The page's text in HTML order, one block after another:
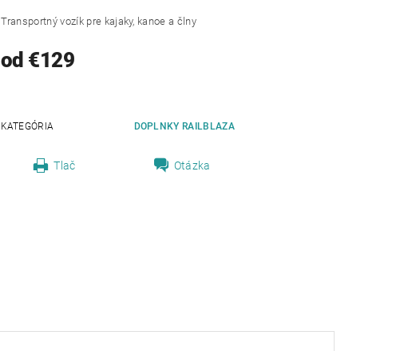
Transportný vozík pre kajaky, kanoe a člny
od €129
KATEGÓRIA DOPLNKY RAILBLAZA
Tlač Otázka